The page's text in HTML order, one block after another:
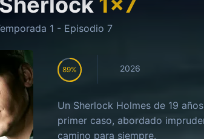
1 - Episodio 7
89 2026
Un Sherlock Holmes de 19
primer caso, abordado
camino para siempre.